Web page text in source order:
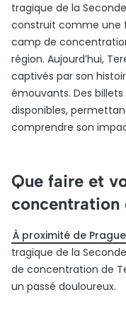
tragique de la
construit comme une
camp de
région. Aujourd’hui,
captivés par son
émouvants. Des
disponibles,
comprendre son
Que faire et
concentration
À proximité de
tragique de la
de concentration de
un passé douloureux.